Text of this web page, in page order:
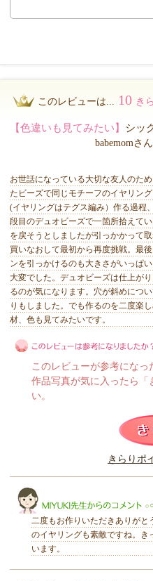
このレビューは... 10 き
【色違いも見てみたい】 シッ
babemomさ
お世話になっている大切な友人のた
たビーズで同じモチーフのイヤリング
(イヤリングはテグス編み）作る過程
段目のデュオビーズで一箇所拾えて
を戻そうとしましたが引っかかって
買いなおして最初から再度挑戦。最
ンを引っかけるのも大きさがいっぱ
大変でした。デュオビーズは仕上が
るのが気になります。穴が斜めにつ
りもしました。でも作るのを二度楽
材、色も見てみたいです。
このレビューは参考になりまし
このレビューが参考になっ
作品写真が気に入ったら「
い。
きらりポ
二度もお作りいただきありがと
のイヤリングも素敵ですね。き
います。